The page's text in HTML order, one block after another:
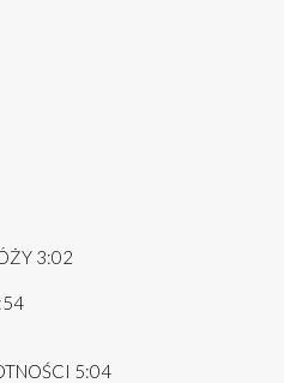
3:02
5:04